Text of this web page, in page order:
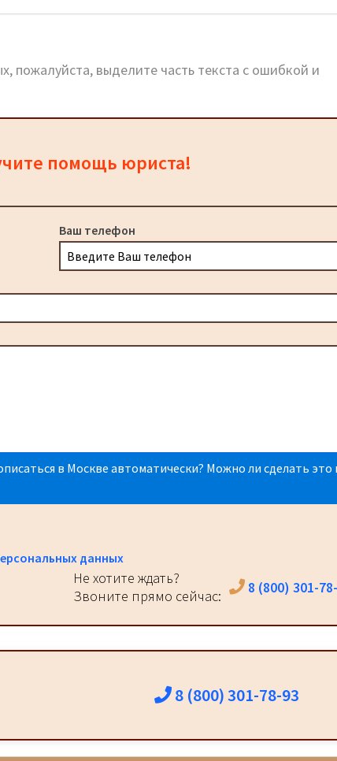
пожалуйста, выделите часть текста с ошибкой и
помощь юриста!
Ваш телефон
в Москве автоматически? Можно ли сделать это
данных
Не хотите ждать?
Звоните прямо сейчас:
8 (800) 301-
8 (800) 301-78-93